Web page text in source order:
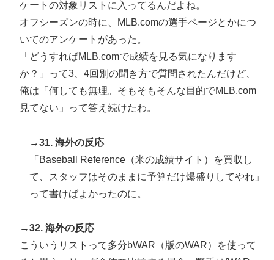
ケートの対象リストに入ってるんだよね。
オフシーズンの時に、MLB.comの選手ページとかにつ
いてのアンケートがあった。
「どうすればMLB.comで成績を見る気になります
か？」って3、4回別の聞き方で質問されたんだけど、
俺は「何しても無理。そもそもそんな目的でMLB.com
見てない」って答え続けたわ。
→31. 海外の反応
「Baseball Reference（米の成績サイト）を買収し
て、スタッフはそのままに予算だけ爆盛りしてやれ」
って書けばよかったのに。
→32. 海外の反応
こういうリストって多分bWAR（版のWAR）を使って